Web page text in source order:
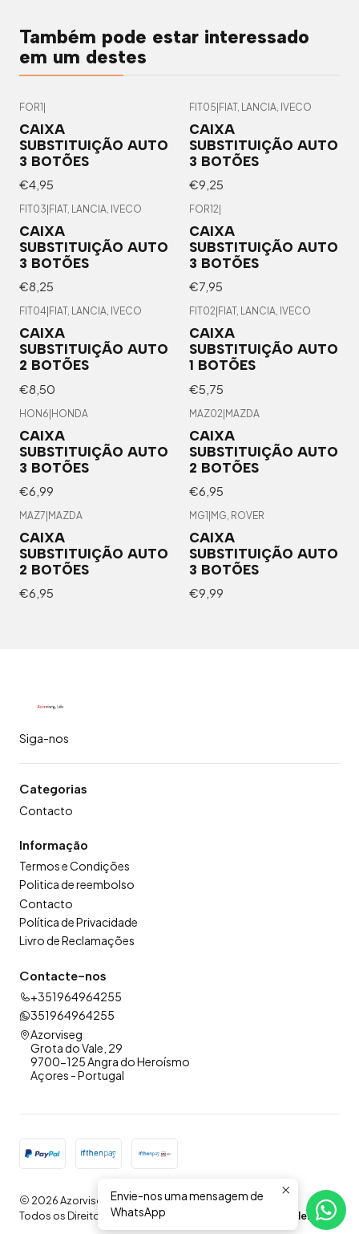
Também pode estar interessado
em um destes
FOR1|
CAIXA
SUBSTITUIÇÃO AUTO
3 BOTÕES
€4,95
FIT05|FIAT, LANCIA, IVECO
CAIXA
SUBSTITUIÇÃO AUTO
3 BOTÕES
€9,25
FIT03 FIAT, LANCIA, IVECO
CAIXA
SUBSTITUIÇÃO AUTO
3 BOTÕES
€8,25
FOR12
CAIXA
SUBSTITUIÇÃO AUTO
3 BOTÕES
€7,95
FIT04 FIAT, LANCIA, IVECO
CAIXA
SUBSTITUIÇÃO AUTO
2 BOTÕES
€8,50
FIT02 FIAT, LANCIA, IVECO
CAIXA
SUBSTITUIÇÃO AUTO
1 BOTÕES
€5,75
HON6|HONDA
CAIXA
SUBSTITUIÇÃO AUTO
3 BOTÕES
€6,99
MAZ02|MAZDA
CAIXA
SUBSTITUIÇÃO AUTO
2 BOTÕES
€6,95
MAZ7 MAZDA
CAIXA
SUBSTITUIÇÃO AUTO
2 BOTÕES
€6,95
MG1 MG, ROVER
CAIXA
SUBSTITUIÇÃO AUTO
3 BOTÕES
€9,99
Siga-nos
Categorias
Contacto
Informação
Termos e Condições
Politica de reembolso
Contacto
Política de Privacidade
Livro de Reclamações
Contacte-nos
+351964964255
351964964255
Azorviseg
Grota do Vale, 29
9700-125 Angra do Heroísmo
Açores - Portugal
2026 Azorviseg .
Todos os Direitos Reservados.
Com tecnologia Jumpseller
Envie-nos uma mensagem de
WhatsApp